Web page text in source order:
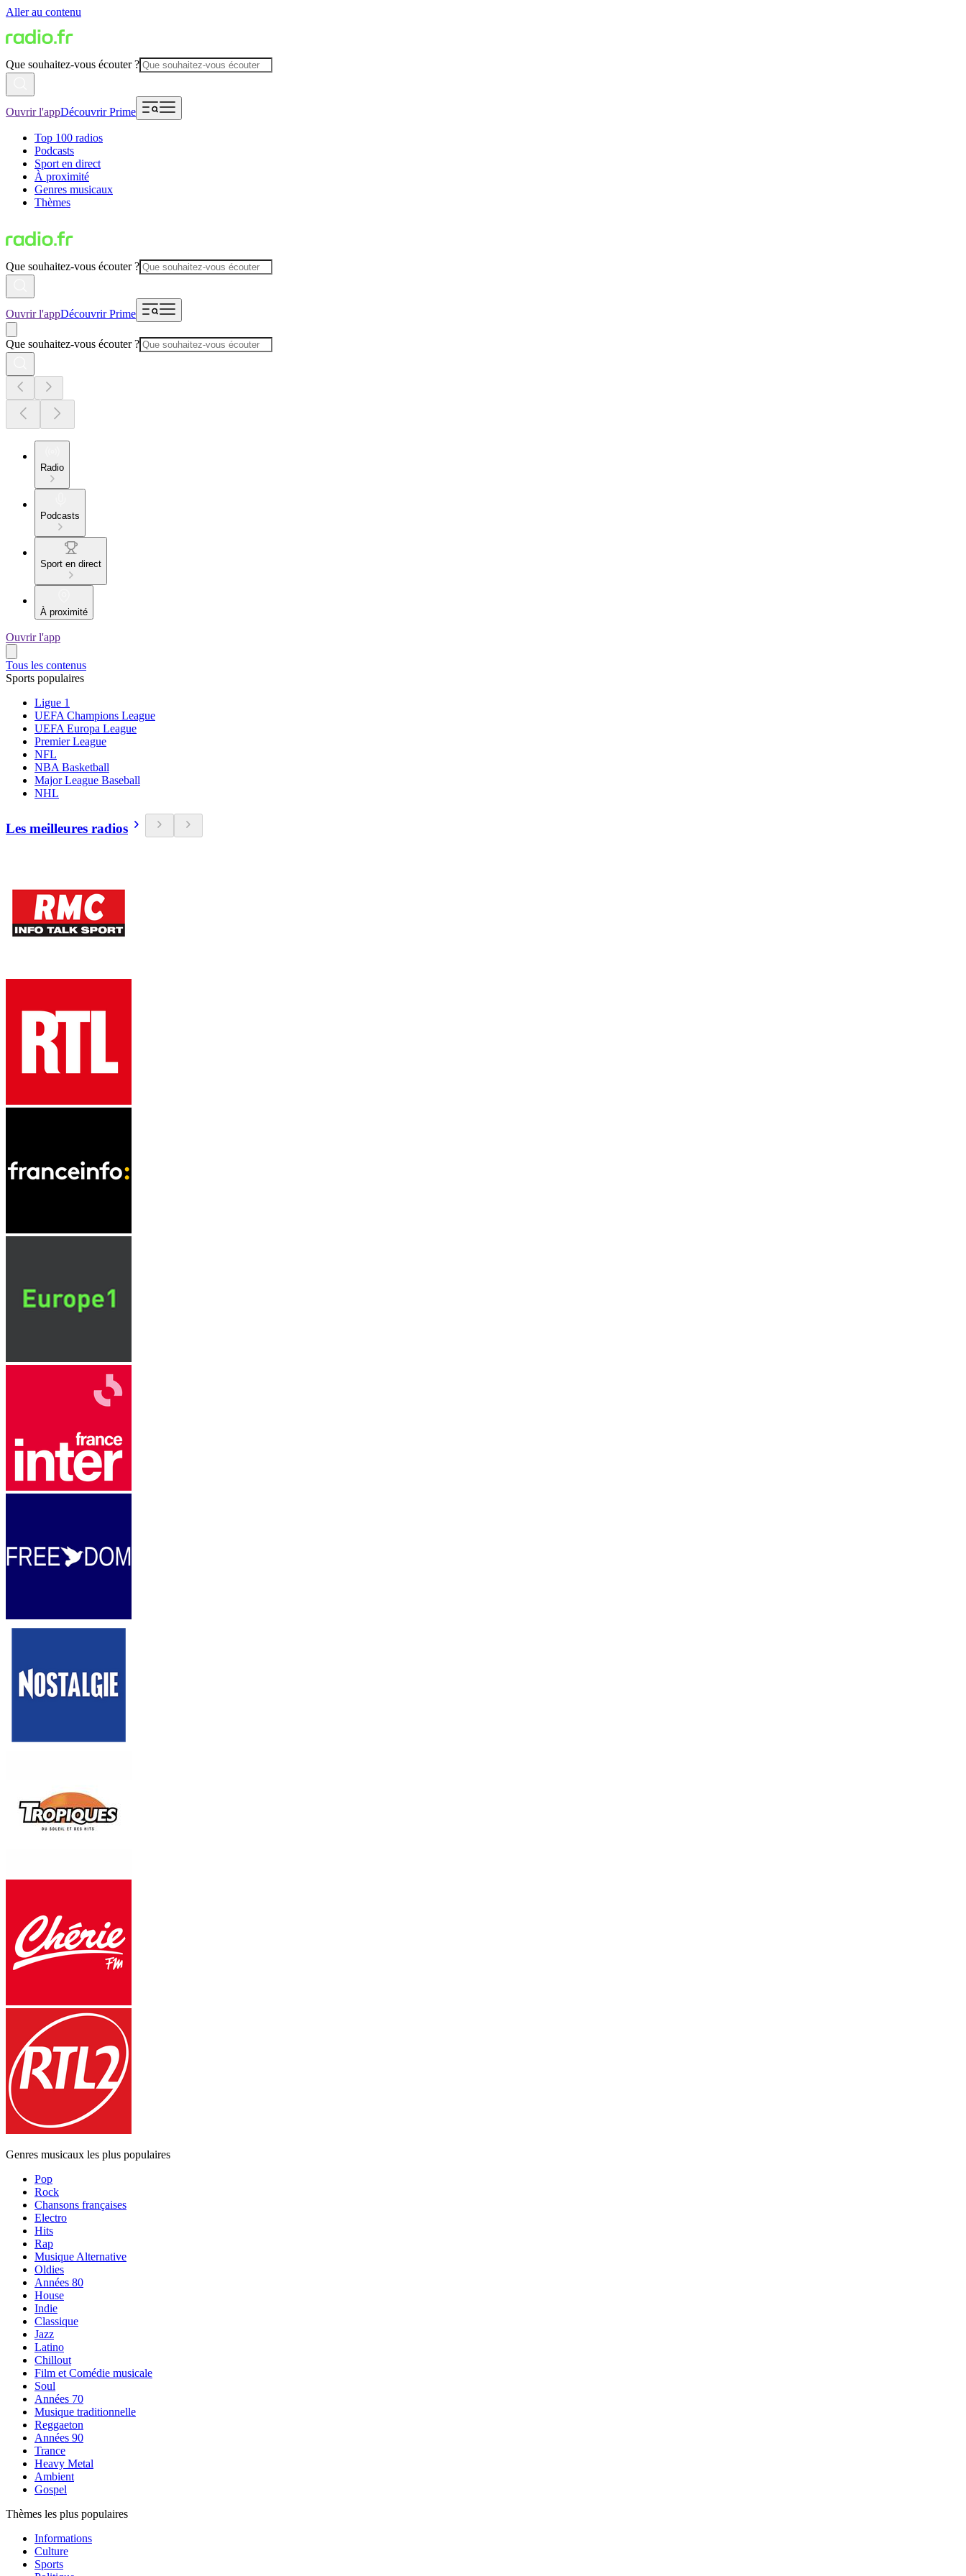
Aller au contenu
Que souhaitez-vous écouter ?
Ouvrir l'appDécouvrir Prime
Top 100 radios
Podcasts
Sport en direct
À proximité
Genres musicaux
Thèmes
Que souhaitez-vous écouter ?
Ouvrir l'appDécouvrir Prime
Que souhaitez-vous écouter ?
Radio
Podcasts
Sport en direct
À proximité
Ouvrir l'app
Tous les contenus
Sports populaires
Ligue 1
UEFA Champions League
UEFA Europa League
Premier League
NFL
NBA Basketball
Major League Baseball
NHL
Les meilleures radios
Genres musicaux les plus populaires
Pop
Rock
Chansons françaises
Electro
Hits
Rap
Musique Alternative
Oldies
Années 80
House
Indie
Classique
Jazz
Latino
Chillout
Film et Comédie musicale
Soul
Années 70
Musique traditionnelle
Reggaeton
Années 90
Trance
Heavy Metal
Ambient
Gospel
Thèmes les plus populaires
Informations
Culture
Sports